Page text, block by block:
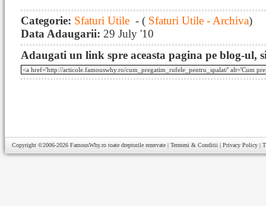
Categorie: Sfaturi Utile - ( Sfaturi Utile - Archiva)
Data Adaugarii: 29 July '10
Adaugati un link spre aceasta pagina pe blog-ul,
Copyright ©2006-2026 FamousWhy.ro toate drepturile rezervate | Termeni & Conditii | Privacy Policy |